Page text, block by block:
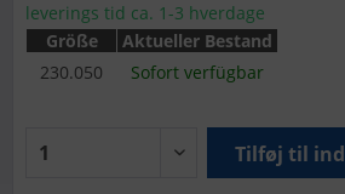
leverings tid ca. 1-3 hverdage
Größe
Aktueller Bestand
230.050
Sofort verfügbar
Tilføj til